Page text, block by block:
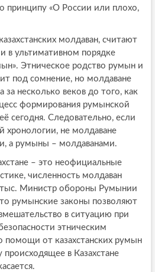
принципу «О России или плохо,
молдаван, считают
в ультимативном порядке
Этническое родство румын и
под сомнение, но молдаване
за несколько веков до того, как
формирования румынской
сегодня. Следовательно, если
хронологии, не молдаване
а румыны – молдаванами.
– это неофициальные
численность молдаван
тыс. Министр обороны Румынии
румынские законы позволяют
в ситуацию при
этническим
помощи от казахстанских румын
в Казахстане